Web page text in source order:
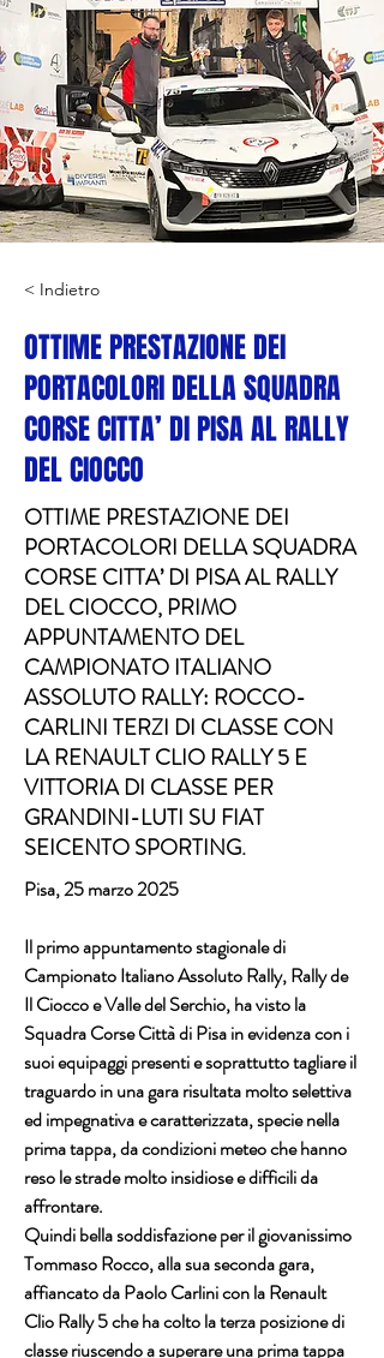
< Indietro
OTTIME PRESTAZIONE DEI
PORTACOLORI DELLA SQUADRA
CORSE CITTA’ DI PISA AL RALLY
DEL CIOCCO
OTTIME PRESTAZIONE DEI
PORTACOLORI DELLA SQUADRA
CORSE CITTA’ DI PISA AL RALLY
DEL CIOCCO, PRIMO
APPUNTAMENTO DEL
CAMPIONATO ITALIANO
ASSOLUTO RALLY: ROCCO-
CARLINI TERZI DI CLASSE CON
LA RENAULT CLIO RALLY 5 E
VITTORIA DI CLASSE PER
GRANDINI-LUTI SU FIAT
SEICENTO SPORTING.
Pisa, 25 marzo 2025
Il primo appuntamento stagionale di
Campionato Italiano Assoluto Rally, Rally de
Il Ciocco e Valle del Serchio, ha visto la
Squadra Corse Città di Pisa in evidenza con i
suoi equipaggi presenti e soprattutto tagliare il
traguardo in una gara risultata molto selettiva
ed impegnativa e caratterizzata, specie nella
prima tappa, da condizioni meteo che hanno
reso le strade molto insidiose e difficili da
affrontare.
Quindi bella soddisfazione per il giovanissimo
Tommaso Rocco, alla sua seconda gara,
affiancato da Paolo Carlini con la Renault
Clio Rally 5 che ha colto la terza posizione di
classe riuscendo a superare una prima tappa